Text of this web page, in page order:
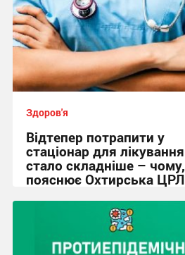
Здоров'я
Відтепер потрапити у
стаціонар для лікування
стало складніше – чому,
пояснює Охтирська ЦРЛ